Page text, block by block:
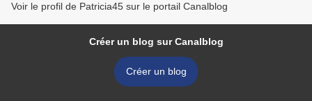
Voir le profil de Patricia45 sur le portail Canalblog
Créer un blog sur Canalblog
Créer un blog